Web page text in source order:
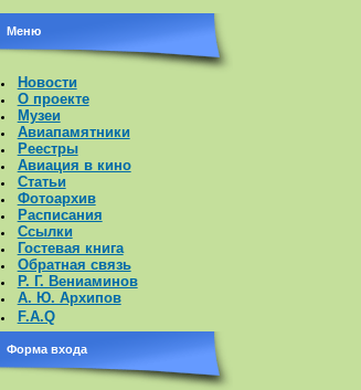
Меню
Новости
О проекте
Музеи
Авиапамятники
Реестры
Авиация в кино
Статьи
Фотоархив
Расписания
Ссылки
Гостевая книга
Обратная связь
Р. Г. Вениаминов
А. Ю. Архипов
F.A.Q
Форма входа